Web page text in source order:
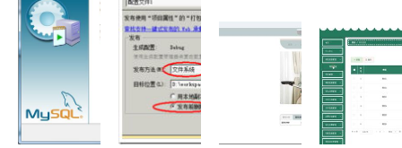
计农村电商
网站3252s
数据库 部
署
医保健网站
源码 系统
lw 数据库
调试运行
统学习指南
精要